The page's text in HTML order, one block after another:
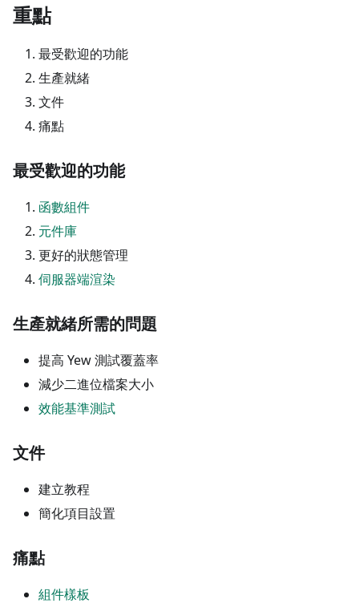
重點
最受歡迎的功能
生產就緒
文件
痛點
最受歡迎的功能
函數組件
元件庫
更好的狀態管理
伺服器端渲染
生產就緒所需的問題
提高 Yew 測試覆蓋率
減少二進位檔案大小
效能基準測試
文件
建立教程
簡化項目設置
痛點
組件樣板